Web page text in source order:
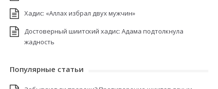
Хадис: «Аллах избрал двух мужчин»
Достоверный шиитский хадис: Адама подтолкнула
жадность
Популярные статьи